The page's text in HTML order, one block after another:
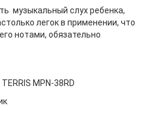
музыкальный слух ребенка,
легок в применении, что
нотами, обязательно
MPN-38RD